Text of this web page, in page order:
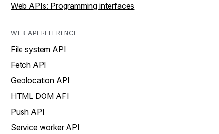
Web APIs: Programming interfaces
WEB API REFERENCE
File system API
Fetch API
Geolocation API
HTML DOM API
Push API
Service worker API